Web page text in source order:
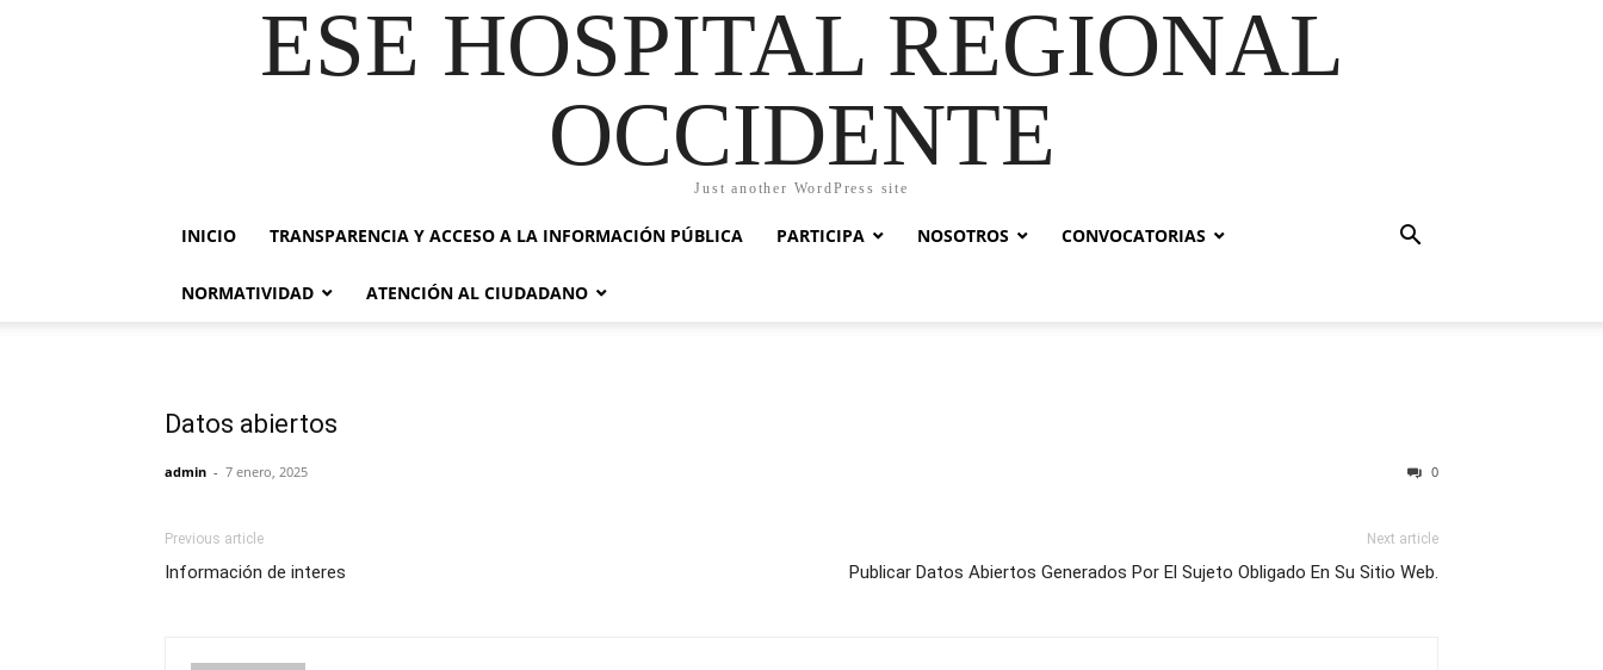
ESE HOSPITAL REGIONAL
OCCIDENTE
Just another WordPress site
INICIO TRANSPARENCIA Y ACCESO A LA INFORMACIÓN PÚBLICA PARTICIPA NOSOTROS CONVOCATORIAS
NORMATIVIDAD ATENCIÓN AL CIUDADANO
Datos abiertos
admin - 7 enero, 2025 0
Previous article
Información de interes
Next article
Publicar Datos Abiertos Generados Por El Sujeto Obligado En Su Sitio Web.